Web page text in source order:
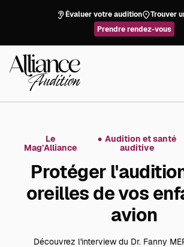
Évaluer votre audition
Trouver
Prendre rendez-vous
Le
Mag’Alliance
Audition et santé
auditive
Protéger
oreilles de vos
avion
Découvrez l'interview du Dr. Fanny